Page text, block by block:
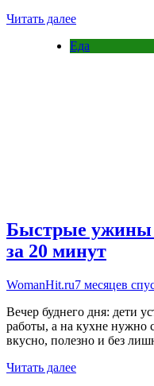
Читать далее
Еда
Быстрые ужины
за 20 минут
WomanHit.ru7 месяцев
Вечер буднего дня: дети
работы, а на кухне нужно
вкусно, полезно и без
Читать далее